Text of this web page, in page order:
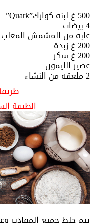
500 غ لبنة كوارك”Quark”
4 بيضات
علبة من المشمش المعلب
200 غ زبدة
200 غ سكر
عصير الليمون
2 ملعقة من النشاء
الطبقة